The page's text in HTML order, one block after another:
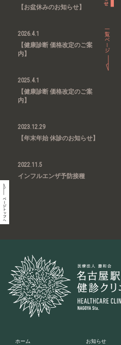
【お盆休みのお知らせ】
2026.4.1
【健康診断 価格改定のご案
内】
2025.4.1
【健康診断 価格改定のご案
内】
2023.12.29
【年末年始 休診のお知らせ】
2022.11.5
インフルエンザ予防接種
ホーム お知らせ